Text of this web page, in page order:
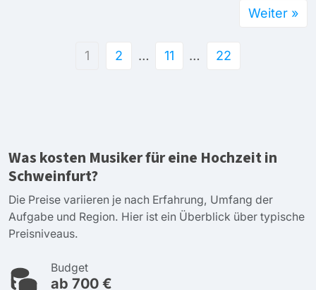
1 2 … 11 … 22
Weiter »
Was kosten Musiker für eine Hochzeit in
Schweinfurt?
Die Preise variieren je nach Erfahrung, Umfang der
Aufgabe und Region. Hier ist ein Überblick über typische
Preisniveaus.
Budget
ab 700 €